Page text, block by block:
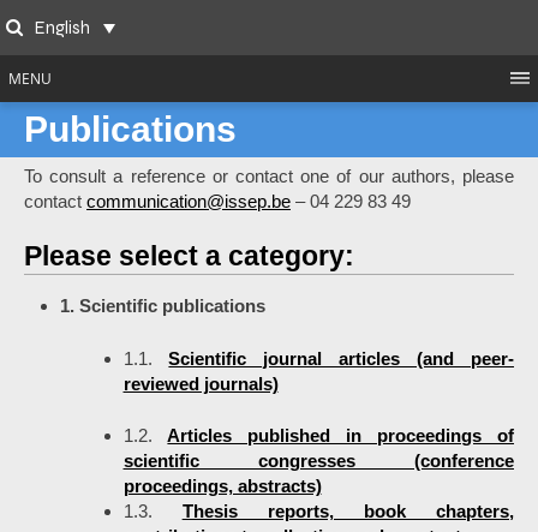
to
content
SearchEnglish
MENU
Publications
To consult a reference or contact one of our authors, please
contact communication@issep.be – 04 229 83 49
Please select a category:
1. Scientific publications
1.1.Scientific journal articles (and peer-
reviewed journals)
1.2.Articles published in proceedings of
scientific congresses (conference
proceedings, abstracts)
1.3. Thesis reports, book chapters,